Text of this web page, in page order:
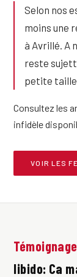
Selon nos
moins une
à Avrillé. A
reste
petite taille
Consultez les
infidèle
VOIR LES
Témoignage
libido: Ca